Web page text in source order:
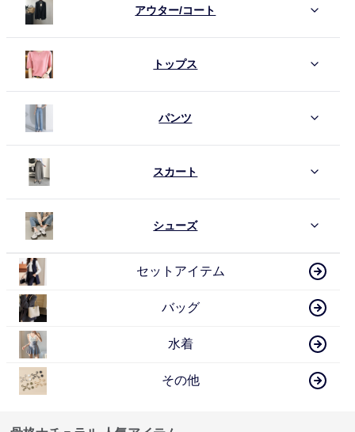
アウター/コート
トップス
パンツ
スカート
シューズ
セットアイテム
バッグ
水着
その他